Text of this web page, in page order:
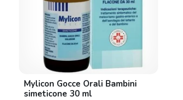
Mylicon Gocce Orali Bambini
simeticone 30 ml